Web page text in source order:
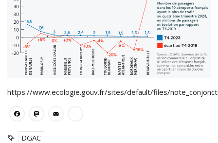
https://www.ecologie.gouv.fr/sites/default/files/
Facebook
Mastodon
DGAC